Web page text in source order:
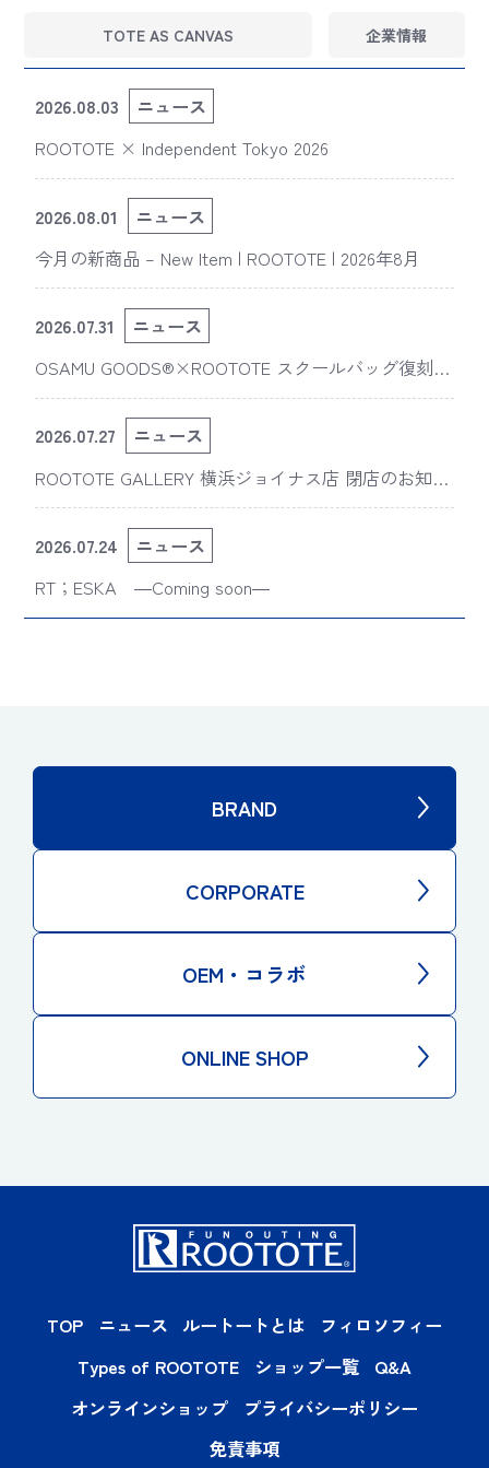
TOTE AS CANVAS 企業情報
2026.08.03
ニュース
ROOTOTE × Independent Tokyo 2026
2026.08.01
ニュース
今月の新商品 – New Item | ROOTOTE | 2026年8月
2026.07.31
ニュース
OSAMU GOODS®×ROOTOTE スクールバッグ復刻
版“スライスドアイ”の新デザインが「The 50th Annive
rsary OSAMU GOODS展」に登場
2026.07.27
ニュース
ROOTOTE GALLERY 横浜ジョイナス店 閉店のお知ら
せ
2026.07.24
ニュース
RT；ESKA ―Coming soon―
BRAND
CORPORATE
OEM・コラボ
ONLINE SHOP
TOP ニュース ルートートとは
フィロソフィー
Types of ROOTOTE
ショップ一覧
Q&A
オンラインショップ
プライバシーポリシー
免責事項